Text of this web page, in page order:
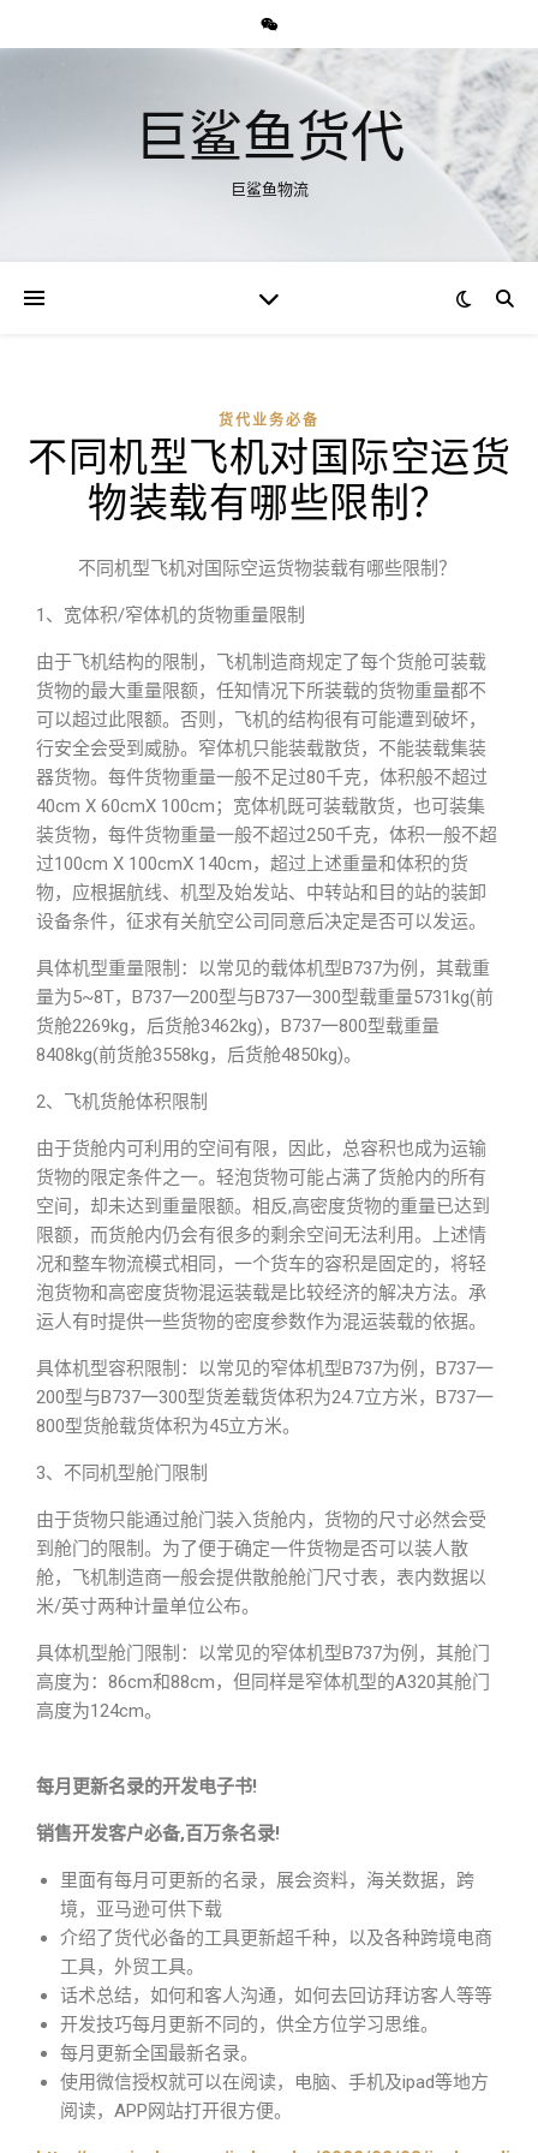
巨鲨鱼货代
巨鲨鱼物流
货代业务必备
不同机型飞机对国际空运货
物装载有哪些限制？
不同机型飞机对国际空运货物装载有哪些限制？
1、宽体积/窄体机的货物重量限制
由于飞机结构的限制，飞机制造商规定了每个货舱可装载
货物的最大重量限额，任知情况下所装载的货物重量都不
可以超过此限额。否则，飞机的结构很有可能遭到破坏，
行安全会受到威胁。窄体机只能装载散货，不能装载集装
器货物。每件货物重量一般不足过80千克，体积般不超过
40cm X 60cmX 100cm；宽体机既可装载散货，也可装集
装货物，每件货物重量一般不超过250千克，体积一般不超
过100cm X 100cmX 140cm，超过上述重量和体积的货
物，应根据航线、机型及始发站、中转站和目的站的装卸
设备条件，征求有关航空公司同意后决定是否可以发运。
具体机型重量限制：以常见的载体机型B737为例，其载重
量为5~8T，B737一200型与B737一300型载重量5731kg(前
货舱2269kg，后货舱3462kg)，B737一800型载重量
8408kg(前货舱3558kg，后货舱4850kg)。
2、飞机货舱体积限制
由于货舱内可利用的空间有限，因此，总容积也成为运输
货物的限定条件之一。轻泡货物可能占满了货舱内的所有
空间，却未达到重量限额。相反,高密度货物的重量已达到
限额，而货舱内仍会有很多的剩余空间无法利用。上述情
况和整车物流模式相同，一个货车的容积是固定的，将轻
泡货物和高密度货物混运装载是比较经济的解决方法。承
运人有时提供一些货物的密度参数作为混运装载的依据。
具体机型容积限制：以常见的窄体机型B737为例，B737一
200型与B737一300型货差载货体积为24.7立方米，B737一
800型货舱载货体积为45立方米。
3、不同机型舱门限制
由于货物只能通过舱门装入货舱内，货物的尺寸必然会受
到舱门的限制。为了便于确定一件货物是否可以装人散
舱，飞机制造商一般会提供散舱舱门尺寸表，表内数据以
米/英寸两种计量单位公布。
具体机型舱门限制：以常见的窄体机型B737为例，其舱门
高度为：86cm和88cm，但同样是窄体机型的A320其舱门
高度为124cm。
每月更新名录的开发电子书!
销售开发客户必备,百万条名录!
里面有每月可更新的名录，展会资料，海关数据，跨
境，亚马逊可供下载
介绍了货代必备的工具更新超千种，以及各种跨境电商
工具，外贸工具。
话术总结，如何和客人沟通，如何去回访拜访客人等等
开发技巧每月更新不同的，供全方位学习思维。
每月更新全国最新名录。
使用微信授权就可以在阅读，电脑、手机及ipad等地方
阅读，APP网站打开很方便。